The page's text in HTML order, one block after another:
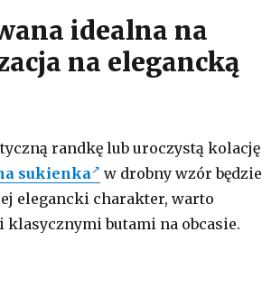
idealna na
na elegancką
randkę lub uroczystą kolację
sukienka
w drobny wzór będzie
elegancki charakter, warto
butami na obcasie.